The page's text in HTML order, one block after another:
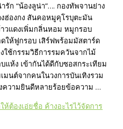
รัก “น้องลูน่า”…. กองทัพจานย่าง
ฮ่องกง สันคอหมูคุโรบุตะมัน
วแดงเพิ่มกลิ่นหอม หมูกรอบ
ให้ฟูกรอบ เสิร์ฟพร้อมมัสตาร์ด
ใช้กรรมวิธีการรมควันจากไม้
ห้ง เข้ากันได้ดีกับซอสกระเทียม
มนต์จากคนในวงการบันเทิงรวม
ความยินดีหลายร้อยข้อความ …
ต้องเอ่ยชื่อ ค้างอะไรไว้จัดการ